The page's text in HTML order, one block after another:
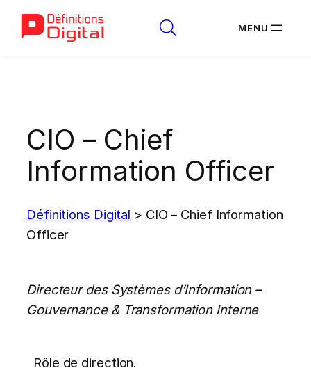
CIO – Chief
Information Officer
Définitions Digital > CIO – Chief Information
Officer
Directeur des Systèmes d’Information –
Gouvernance & Transformation Interne
Rôle de direction.